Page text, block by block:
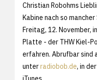
Christian Robohms
Kabine nach so
Freitag, 12. November,
Platte - der THW Kiel-
erfahren. Abrufbar sind
unterradiobob.de, in